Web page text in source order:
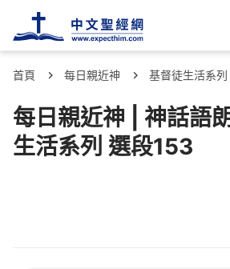
首頁 每日親近神 基督徒生活系列
每日親近神 | 神話語
生活系列 選段153